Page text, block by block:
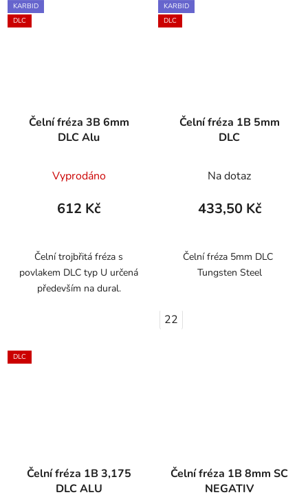
KARBID
DLC
Čelní fréza 3B 6mm
DLC Alu
Vyprodáno
612 Kč
Čelní trojbřitá fréza s
povlakem DLC typ U určená
především na dural.
KARBID
DLC
Čelní fréza 1B 5mm
DLC
Na dotaz
433,50 Kč
Čelní fréza 5mm DLC
Tungsten Steel
22
DLC
Čelní fréza 1B 3,175
DLC ALU
Čelní fréza 1B 8mm SC
NEGATIV